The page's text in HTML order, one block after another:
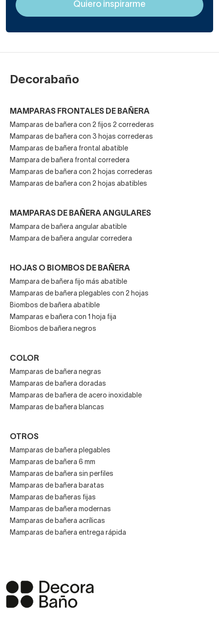
Precio realmente económico sin perder en calidad y
resistencia.
Una mampara de bañera de fijo más abatible la tienes
mamparas con la puerta abatible de canto curvado.
Decorabaño
MAMPARAS FRONTALES DE BAÑERA
Mamparas de bañera con 2 fijos 2 correderas
Mamparas de bañera con 3 hojas correderas
Mamparas de bañera frontal abatible
Mampara de bañera frontal corredera
Mamparas de bañera con 2 hojas correderas
Mamparas de bañera con 2 hojas abatibles
MAMPARAS DE BAÑERA ANGULARES
Mampara de bañera angular abatible
Mampara de bañera angular corredera
HOJAS O BIOMBOS DE BAÑERA
Mampara de bañera fijo más abatible
Mamparas de bañera plegables con 2 hojas
Biombos de bañera abatible
Mamparas e bañera con 1 hoja fija
Biombos de bañera negros
COLOR
Mamparas de bañera negras
Mamparas de bañera doradas
Mamparas de bañera de acero inoxidable
Mamparas de bañera blancas
OTROS
Mamparas de bañera plegables
Mamparas de bañera 6 mm
Mamparas de bañera sin perfiles
Mamparas de bañera baratas
Mamparas de bañeras fijas
Mamparas de bañera modernas
Mamparas de bañera acrílicas
Mamparas de bañera entrega rápida